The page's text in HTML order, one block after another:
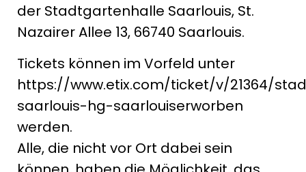
der Stadtgartenhalle Saarlouis, St.
Nazairer Allee 13, 66740 Saarlouis.
Tickets können im Vorfeld unter
https://www.etix.com/ticket/v/21364/
saarlouis-hg-saarlouiserworben
werden.
Alle, die nicht vor Ort dabei sein